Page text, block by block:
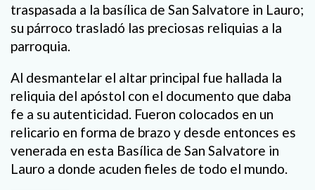
traspasada a la basílica de San Salvatore in Lauro;
su párroco trasladó las preciosas reliquias a la
parroquia.
Al desmantelar el altar principal fue hallada la
reliquia del apóstol con el documento que daba
fe a su autenticidad. Fueron colocados en un
relicario en forma de brazo y desde entonces es
venerada en esta Basílica de San Salvatore in
Lauro a donde acuden fieles de todo el mundo.